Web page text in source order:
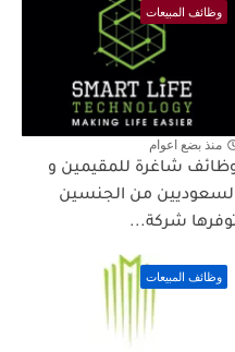
وظائف المبيعات
منذ بضع اعوام
شاغرة للمقيمين و
من الجنسين
شركة...
وظائف المبيعات